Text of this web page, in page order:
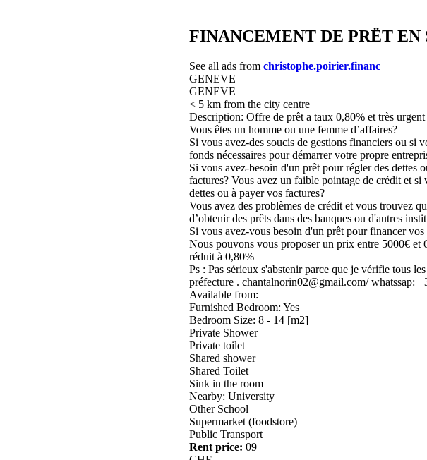
FINANCEMENT DE PRËT EN
See all ads from christophe.poirier.financ
GENEVE
GENEVE
< 5 km from the city centre
Description: Offre de prêt a taux 0,80% et très urgent
Vous êtes un homme ou une femme d’affaires?
Si vous avez-des soucis de gestions financiers ou si
fonds nécessaires pour démarrer votre propre
Si vous avez-besoin d'un prêt pour régler des dettes
factures? Vous avez un faible pointage de crédit et si
dettes ou à payer vos factures?
Vous avez des problèmes de crédit et vous trouvez
d’obtenir des prêts dans des banques ou d'autres
Si vous avez-vous besoin d'un prêt pour financer vos
Nous pouvons vous proposer un prix entre 5000€ et
réduit à 0,80%
Ps : Pas sérieux s'abstenir parce que je vérifie tous
préfecture . chantalnorin02@gmail.com/ whatssap:
Available from:
Furnished Bedroom: Yes
Bedroom Size: 8 - 14 [m2]
Private Shower
Private toilet
Shared shower
Shared Toilet
Sink in the room
Nearby: University
Other School
Supermarket (foodstore)
Public Transport
Rent price: 09